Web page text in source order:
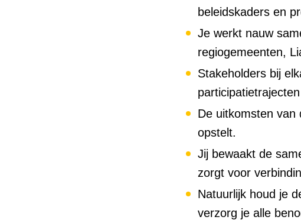
beleidskaders en
Je werkt nauw
regiogemeenten,
Stakeholders bij
De uitkomsten van
opstelt.
Jij bewaakt de
zorgt voor
Natuurlijk houd je
verzorg je alle